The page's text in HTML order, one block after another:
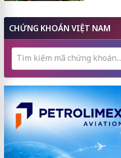
CHỨNG KHOÁN VIỆT NAM
Tìm kiếm mã chứng khoán...